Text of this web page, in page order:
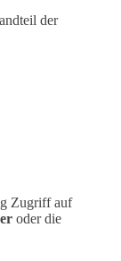
der
Zugriff auf
oder die